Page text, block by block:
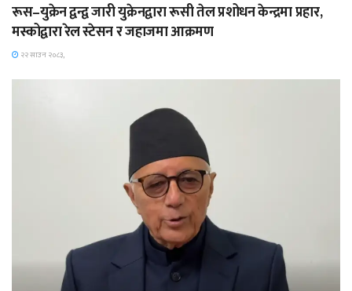
रूस–युक्रेन द्वन्द्व जारी युक्रेनद्वारा रूसी तेल प्रशोधन केन्द्रमा प्रहार,
मस्कोद्वारा रेल स्टेसन र जहाजमा आक्रमण
२२ साउन २०८३,